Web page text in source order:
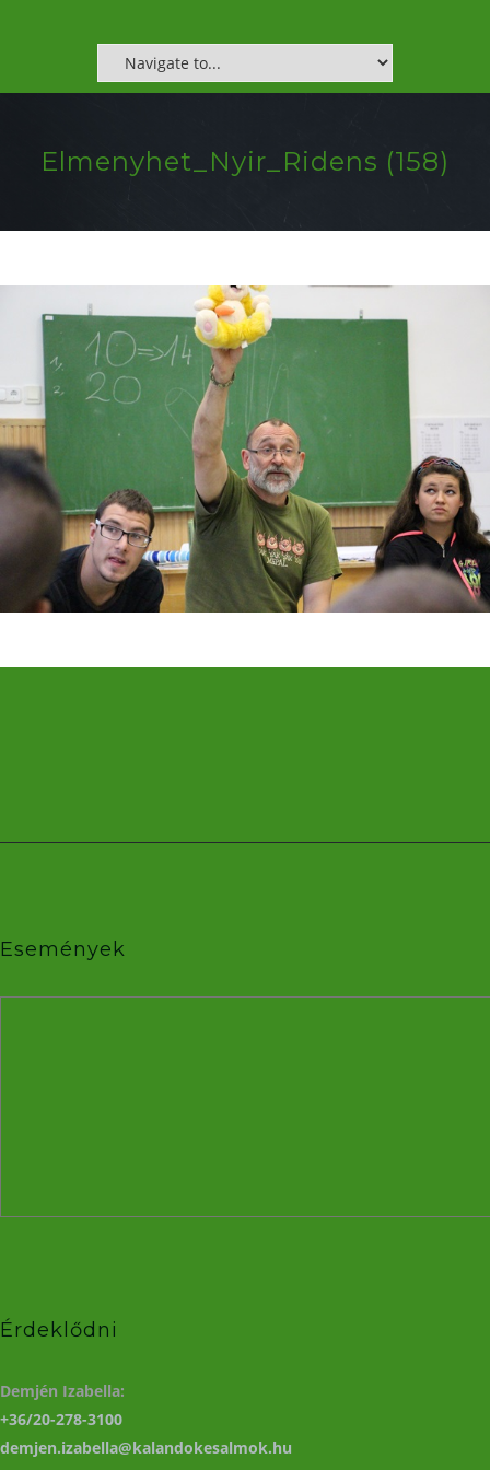
Elmenyhet_Nyir_Ridens (158)
Események
Érdeklődni
Demjén Izabella:
+36/20-278-3100
demjen.izabella@kalandokesalmok.hu